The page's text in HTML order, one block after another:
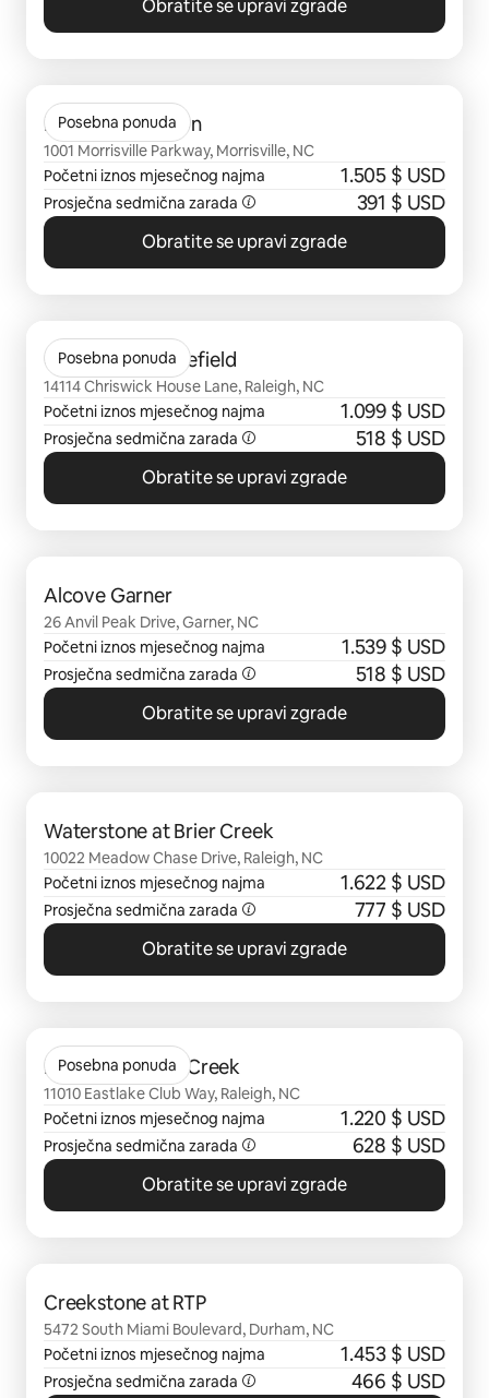
Obratite se upravi zgrade
Posebna ponuda
District Collection
1001 Morrisville Parkway, Morrisville, NC
Početni iznos mjesečnog najma
1.505 $ USD
Prosječna sedmična zarada 391 $ USD
Obratite se upravi zgrade
Posebna ponuda
Columns at Wakefield
14114 Chriswick House Lane, Raleigh, NC
Početni iznos mjesečnog najma
1.099 $ USD
Prosječna sedmična zarada 518 $ USD
Obratite se upravi zgrade
Alcove Garner
26 Anvil Peak Drive, Garner, NC
Početni iznos mjesečnog najma
1.539 $ USD
Prosječna sedmična zarada 518 $ USD
Obratite se upravi zgrade
Waterstone at Brier Creek
10022 Meadow Chase Drive, Raleigh, NC
Početni iznos mjesečnog najma
1.622 $ USD
Prosječna sedmična zarada 777 $ USD
Obratite se upravi zgrade
Posebna ponuda
Braxton at Brier Creek
11010 Eastlake Club Way, Raleigh, NC
Početni iznos mjesečnog najma
1.220 $ USD
Prosječna sedmična zarada 628 $ USD
Obratite se upravi zgrade
Creekstone at RTP
5472 South Miami Boulevard, Durham, NC
Početni iznos mjesečnog najma
1.453 $ USD
Prosječna sedmična zarada 466 $ USD